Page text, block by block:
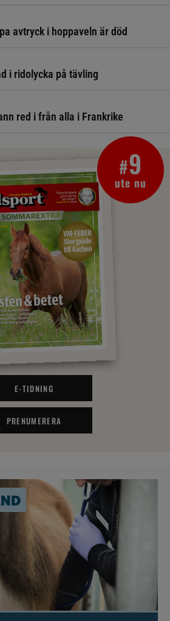
avtryck i hoppaveln är död
i ridolycka på tävling
red i från alla i Frankrike
#9
ute nu
E-TIDNING
PRENUMERERA